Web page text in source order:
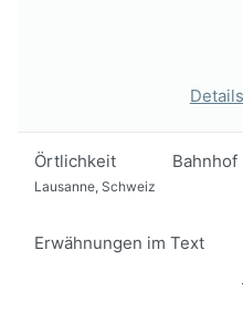
Details
Örtlichkeit Bahnhof
Lausanne, Schweiz
Erwähnungen im Text